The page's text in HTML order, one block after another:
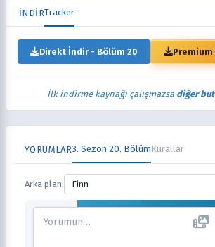
İNDİRTracker
Direkt İndir - Bölüm 20 Premium
İlk indirme kaynağı çalışmazsa diğer
YORUMLAR3. Sezon 20. BölümKurallar
Arka plan: Finn